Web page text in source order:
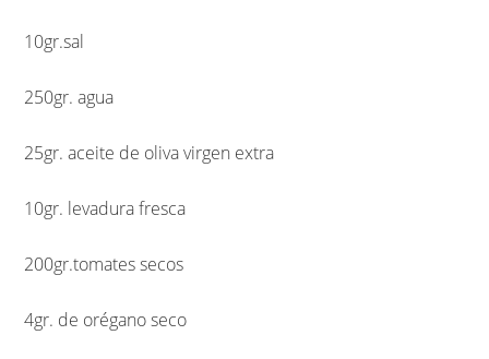
10gr.sal
250gr. agua
25gr. aceite de oliva virgen extra
10gr. levadura fresca
200gr.tomates secos
4gr. de orégano seco